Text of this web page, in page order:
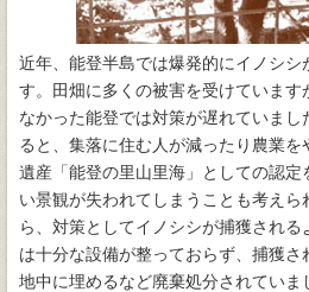
近年、能登半島では爆発的にイノシシ
す。田畑に多くの被害を受けていま
なかった能登では対策が遅れていまし
ると、集落に住む人が減ったり農業
遺産「能登の里山里海」としての認定
い景観が失われてしまうことも考え
ら、対策としてイノシシが捕獲され
は十分な設備が整っておらず、捕獲
地中に埋めるなど廃棄処分されていま